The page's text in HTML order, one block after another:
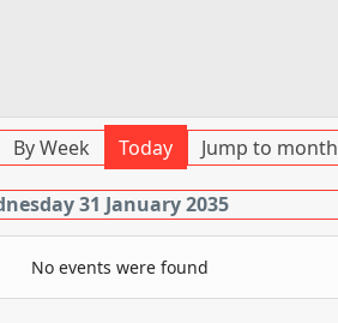
By Week Today Jump to month
31 January 2035
No events were found